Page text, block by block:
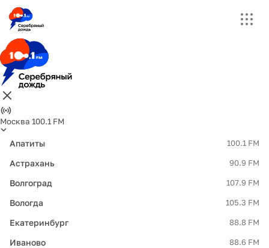
Москва 100.1 FM
Апатиты 100.1 FM
Астрахань 90.9 FM
Волгоград 107.9 FM
Вологда 105.3 FM
Екатеринбург 88.8 FM
Иваново 88.6 FM